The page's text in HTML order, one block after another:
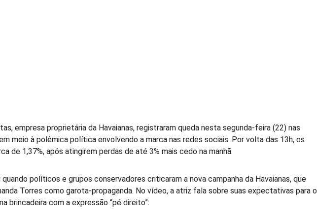
empresa proprietária da Havaianas, registraram queda nesta segunda-feira (22) nas
meio à polêmica política envolvendo a marca nas redes sociais. Por volta das 13h, os
de 1,37%, após atingirem perdas de até 3% mais cedo na manhã.
políticos e grupos conservadores criticaram a nova campanha da Havaianas, que
Torres como garota-propaganda. No vídeo, a atriz fala sobre suas expectativas para o
brincadeira com a expressão “pé direito”: